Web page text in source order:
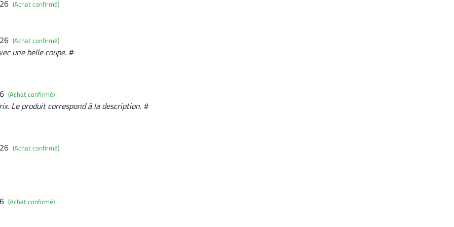
(Achat confirmé)
(Achat confirmé)
une belle coupe. #
(Achat confirmé)
Le produit correspond à la description. #
(Achat confirmé)
(Achat confirmé)